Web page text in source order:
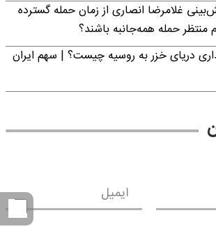
غلامرضا انصاری از زمان حمله گسترده
منتظر حمله همه‌جانبه باشند؟
دریای خزر به روسیه چیست؟ | سهم ایران
ایمیل